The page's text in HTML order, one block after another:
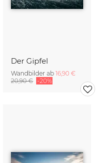
Der Gipfel
Wandbilder ab 16,90 €
20,90 € -20%